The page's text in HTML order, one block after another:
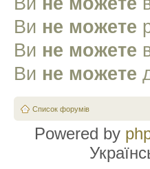
Ви не можете
Ви не можете
Ви не можете
Список форумів
Powered by